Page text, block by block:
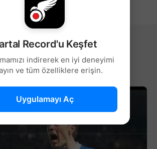
DIĞER YAZILAR...
Sağ Kanat İçin Yeni Aday!
Record'u Keşfet
indirerek en iyi deneyimi
ve tüm özelliklere erişin.
Uygulamayı Aç